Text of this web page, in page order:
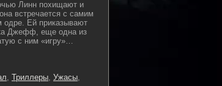
Линн похищают и
встречается с самим
Ей приказывают
Джефф, еще одна из
с ним «игру»…
, Триллеры, Ужасы,